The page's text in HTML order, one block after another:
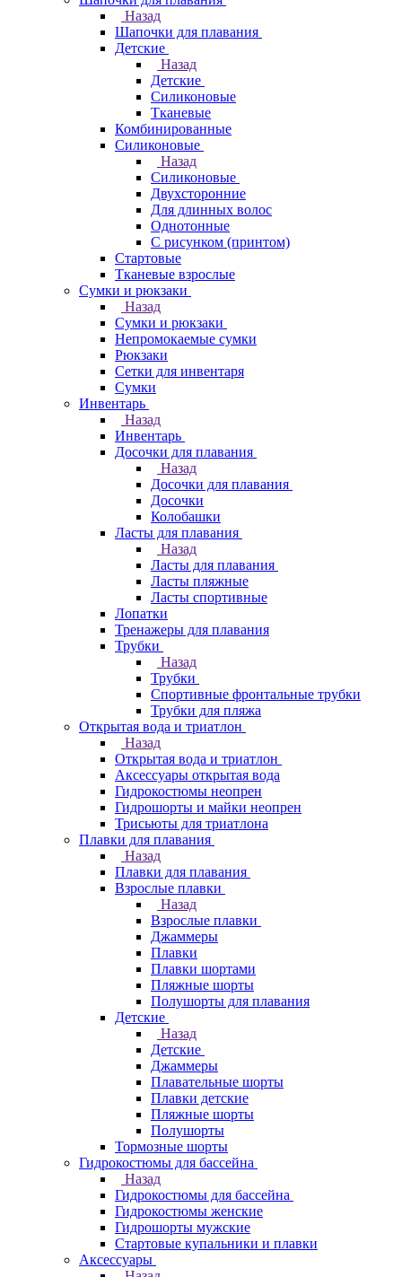
Назад
Шапочки для плавания
Детские
Назад
Детские
Силиконовые
Тканевые
Комбинированные
Силиконовые
Назад
Силиконовые
Двухсторонние
Для длинных волос
Однотонные
С рисунком (принтом)
Стартовые
Тканевые взрослые
Сумки и рюкзаки
Назад
Сумки и рюкзаки
Непромокаемые сумки
Рюкзаки
Сетки для инвентаря
Сумки
Инвентарь
Назад
Инвентарь
Досочки для плавания
Назад
Досочки для плавания
Досочки
Колобашки
Ласты для плавания
Назад
Ласты для плавания
Ласты пляжные
Ласты спортивные
Лопатки
Тренажеры для плавания
Трубки
Назад
Трубки
Спортивные фронтальные трубки
Трубки для пляжа
Открытая вода и триатлон
Назад
Открытая вода и триатлон
Аксессуары открытая вода
Гидрокостюмы неопрен
Гидрошорты и майки неопрен
Трисьюты для триатлона
Плавки для плавания
Назад
Плавки для плавания
Взрослые плавки
Назад
Взрослые плавки
Джаммеры
Плавки
Плавки шортами
Пляжные шорты
Полушорты для плавания
Детские
Назад
Детские
Джаммеры
Плавательные шорты
Плавки детские
Пляжные шорты
Полушорты
Тормозные шорты
Гидрокостюмы для бассейна
Назад
Гидрокостюмы для бассейна
Гидрокостюмы женские
Гидрошорты мужские
Стартовые купальники и плавки
Аксессуары